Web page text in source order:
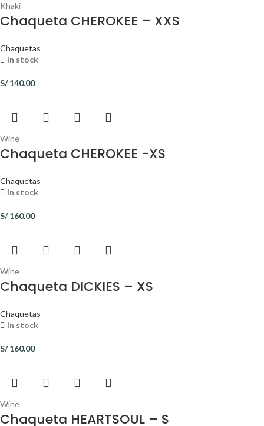
Khaki
Chaqueta CHEROKEE – XXS
Chaquetas
In stock
S/140.00
Wine
Chaqueta CHEROKEE -XS
Chaquetas
In stock
S/160.00
Wine
Chaqueta DICKIES – XS
Chaquetas
In stock
S/160.00
Wine
Chaqueta HEARTSOUL – S